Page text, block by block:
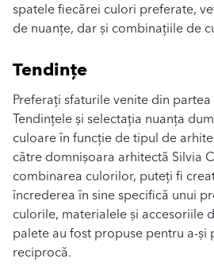
spatele fiecărei culori preferate,
de nuanțe, dar și combinațiile de
Tendințe
Preferați sfaturile venite din
Tendințele și selectația nuanța
culoare în funcție de tipul de
către domnișoara arhitectă Silvia
combinarea culorilor, puteți fi
încrederea în sine specifică unui
culorile, materialele și accesoriile
palete au fost propuse pentru a-și
reciprocă.